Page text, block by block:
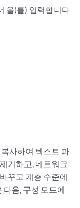
을(를) 입력합니다
사하여 텍스트 파
거하고, 네트워크
꾸고 계층 수준에
다음, 구성 모드에